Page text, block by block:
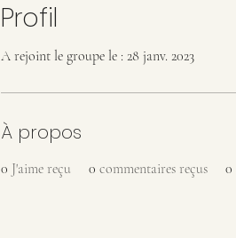
Profil
A rejoint le groupe le : 28 janv. 2023
À propos
0 J'aime reçu 0 commentaires reçus 0